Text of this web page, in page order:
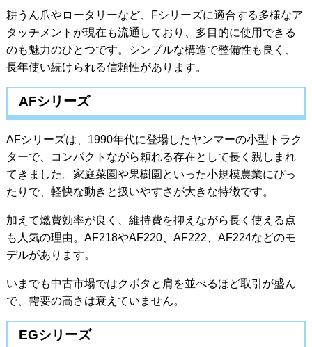
耕うん爪やロータリーなど、Fシリーズに適合する多様なア
タッチメントが現在も流通しており、多目的に使用できる
のも魅力のひとつです。シンプルな構造で整備性も良く、
長年使い続けられる信頼性があります。
AFシリーズ
AFシリーズは、1990年代に登場したヤンマーの小型トラク
ターで、コンパクトながら頼れる存在として長く親しまれ
てきました。家庭菜園や果樹園といった小規模農業にぴっ
たりで、軽快な動きと扱いやすさが大きな特徴です。
加えて燃費効率が良く、維持費を抑えながら長く使える点
も人気の理由。AF218やAF220、AF222、AF224などのモ
デルがあります。
いまでも中古市場ではクボタと肩を並べるほど取引が盛ん
で、需要の高さは衰えていません。
EGシリーズ